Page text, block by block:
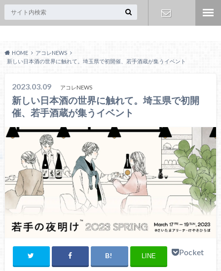
せ
HOME
アコレNEWS
新しい日本酒の世界に触れて。埼玉県で初開催、若手酒蔵が集うイベント
2023.03.09 アコレNEWS
新しい日本酒の世界に触れて。埼玉県で初開
催、若手酒蔵が集うイベント
LINE Pocket